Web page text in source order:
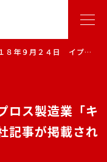
８年９月２４日 イプロ
ロス製造業「キ
記事が掲載され